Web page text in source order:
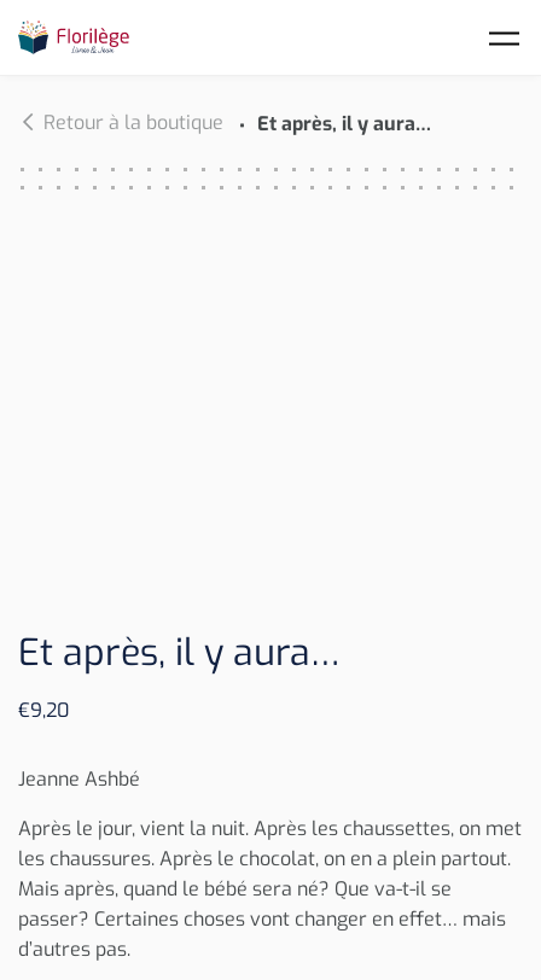
Retour à la boutique Et après, il y aura…
Et après, il y aura…
€9,20
Jeanne Ashbé
Après le jour, vient la nuit. Après les chaussettes, on met
les chaussures. Après le chocolat, on en a plein partout.
Mais après, quand le bébé sera né? Que va-t-il se
passer? Certaines choses vont changer en effet… mais
d’autres pas.